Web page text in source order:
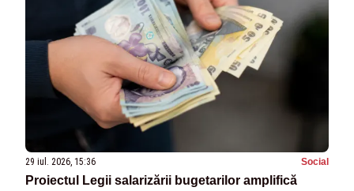
29 iul. 2026, 15:36 Social
Proiectul Legii salarizării bugetarilor amplifică